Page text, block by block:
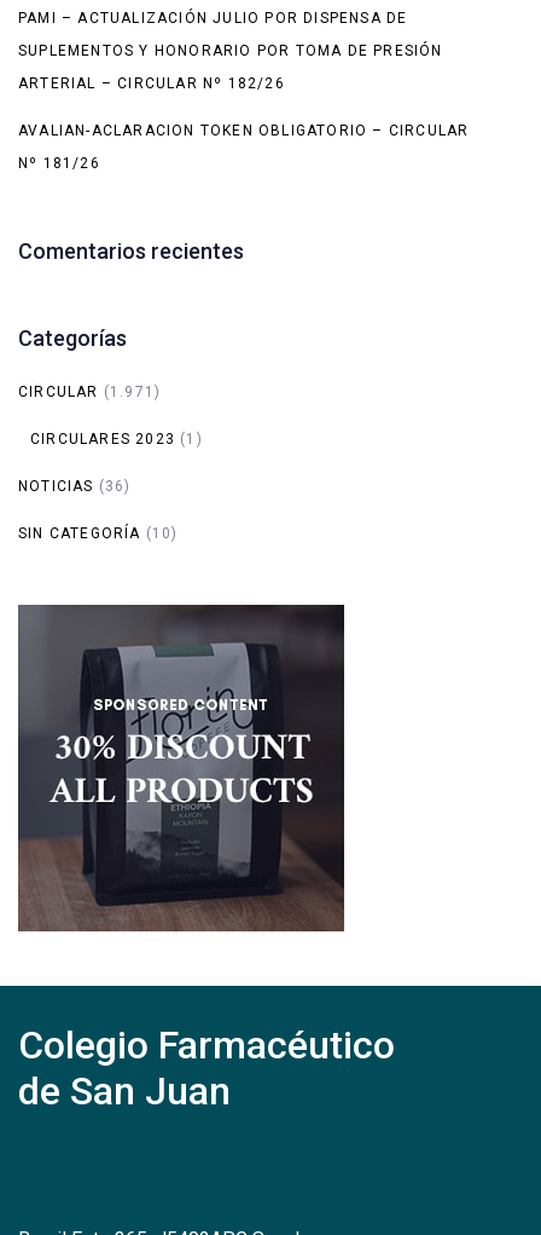
PAMI – ACTUALIZACIÓN JULIO POR DISPENSA DE
SUPLEMENTOS Y HONORARIO POR TOMA DE PRESIÓN
ARTERIAL – CIRCULAR Nº 182/26
AVALIAN-ACLARACION TOKEN OBLIGATORIO – CIRCULAR
Nº 181/26
Comentarios recientes
Categorías
CIRCULAR (1.971)
CIRCULARES 2023 (1)
NOTICIAS (36)
SIN CATEGORÍA (10)
Colegio Farmacéutico
de San Juan